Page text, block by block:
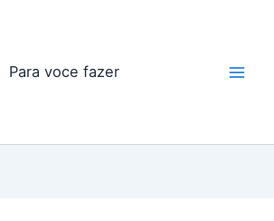
Para voce fazer